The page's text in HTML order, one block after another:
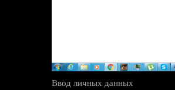
Ввод личных данных